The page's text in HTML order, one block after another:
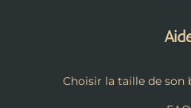
Choisir la taille de son